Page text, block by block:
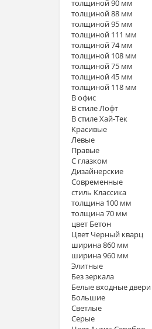
толщиной 90 мм
толщиной 88 мм
толщиной 95 мм
толщиной 111 мм
толщиной 74 мм
толщиной 108 мм
толщиной 75 мм
толщиной 45 мм
толщиной 118 мм
В офис
В стиле Лофт
В стиле Хай-Тек
Красивые
Левые
Правые
С глазком
Дизайнерские
Современные
стиль Классика
толщина 100 мм
толщина 70 мм
цвет Бетон
Цвет Черный кварц
ширина 860 мм
ширина 960 мм
Элитные
Без зеркала
Белые входные двери
Большие
Светлые
Серые